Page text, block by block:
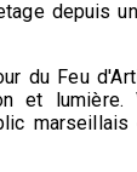
depuis
du Feu
et lumière.